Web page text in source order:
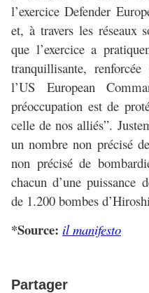
l’exercice Defender
et, à travers les réseaux
que l’exercice a
tranquillisante,
l’US European
préoccupation est de
celle de nos alliés”.
un nombre non précisé
non précisé de
chacun d’une puissance
de 1.200 bombes
*Source: il manifesto
Partager